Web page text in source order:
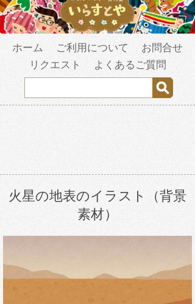
ホーム ご利用について
お問合せ
リクエスト
よくあるご質問
火星の地表のイラスト（背景
素材）